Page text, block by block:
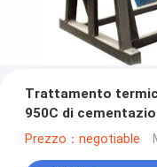
Trattamento
950C di
focolare di
Prezzo：negotiable